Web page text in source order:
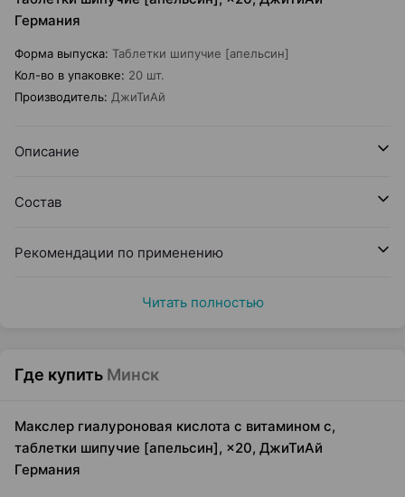
Германия
Форма выпуска: Таблетки шипучие [апельсин]
Кол-во в упаковке: 20 шт.
Производитель: ДжиТиАй
Описание
Состав
Рекомендации по применению
Читать полностью
Где купить Минск
Макслер гиалуроновая кислота с витамином с,
таблетки шипучие [апельсин], ×20, ДжиТиАй
Германия